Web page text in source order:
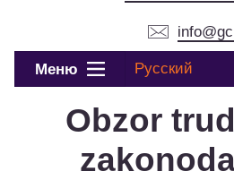
Меню Русский
Obzor